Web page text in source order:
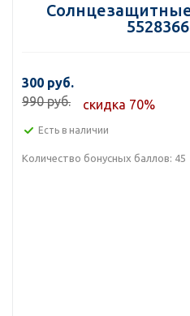
5528366
300 руб.
990 руб.
скидка 70%
Есть в наличии
Количество бонусных баллов: 45